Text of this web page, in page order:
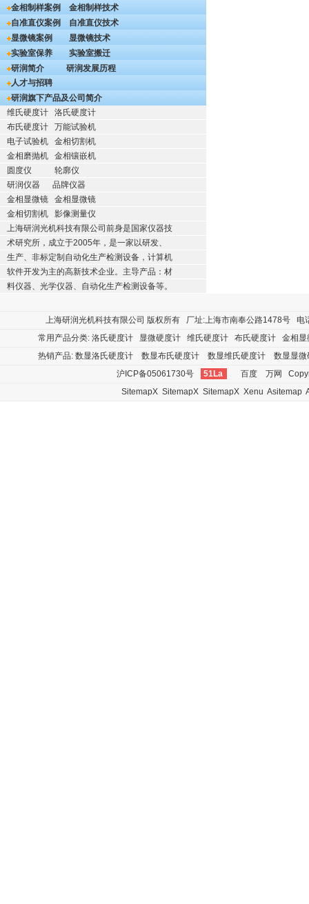
金相制样案例
金相制样技术
自准直仪案例
自准直仪技术
显微镜案例
显微镜技术
实验室保养
实验室搬迁
研润简介
研润发展历程
人才与招聘
研润旗下产品及公司简介
维氏硬度计
洛氏硬度计
布氏硬度计
万能试验机
电子试验机
金相切割机
金相磨抛机
金相镶嵌机
圆度仪
轮廓仪
研润仪器
品牌仪器
金相显微镜
金相显微镜
金相切割机
影像测量仪
上海研润光机科技有限公司前身是国家仪器技
术研究所，成立于2005年，是一家以研发、
生产、非标定制自动化生产检测设备，计算机
软件开发为主的高新技术企业。主导产品：材
料仪器、光学仪器、自动化生产检测设备等。
上海研润光机科技有限公司 版权所有 厂址:上海市南奉公路1478号
常用产品分类: 洛氏硬度计 显微硬度计 维氏硬度计 布氏硬度计
金相显
热销产品: 数显洛氏硬度计 数显布氏硬度计 数显维氏硬度计
数显显微
沪ICP备05061730号
51La 百度 万网
SitemapX SitemapX SitemapX Xenu Asitemap